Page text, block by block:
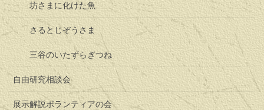
坊さまに化けた魚
さるとじぞうさま
三谷のいたずらぎつね
自由研究相談会
展示解説ボランティアの会